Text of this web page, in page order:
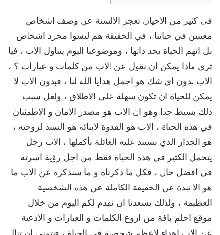
في كثير من الاحيان تعجز الالسنة عن وصف اشخاص
معينين في حياتنا ، في الحقيقة هم ليسوا مجرد اشخاص
بل انهم الحياة بحد ذاتها ، وموضوعنا اليوم يتناول الاب ، فيا
ترى ماذا يمكن ان نقول عن الاب من كلمات و عبارات ؟ ،
الاب بدون اي شك هو اجمل هدايا الله لنا ، فبدون الاب لا
يمكن للحياة ان تكون سهلة على الاطلاق ، ولعل سبب
ذلك بسيط جدا وهو ان الاب هو مصدر الامان و الاطمئنان
في هذه الحياة ، الاب هو القدوة لابنائه هو السند لزوجته ،
هو الجدار الذي تستند عليه العائلة بأكملها ، الاب رجل
يتحمل الكثير في هذه الحياة فقط من اجل رؤية اسرته
في افضل حال ، فكل ما ذكرناه و ما سنذكره عن الاب ما
هو الا نبذة عن الحقيقة الكاملة عن هذه الشخصية
العظيمة ، ولذلك يسعدنا ان نقدم لكم اليوم من خلال
موقع احلم باقة من اروع الكلمات و العبارات و الادعية
عن الاب اهداء لاعظم شخصية في الحياة ، فنتمنى ان تنال